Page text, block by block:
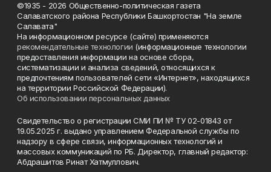
©1935 - 2026 Общественно-политическая газета
Салаватского района Республики Башкортостан "На земле
Салавата"
На информационном ресурсе (сайте) применяются
рекомендательные технологии (информационные технологии
предоставления информации на основе сбора,
систематизации и анализа сведений, относящихся к
предпочтениям пользователей сети «Интернет», находящихся
на территории Российской Федерации).
Об использовании персональных данных
Свидетельство о регистрации СМИ ПИ № ТУ 02-01843 от
19.05.2025 г. выдано управлением Федеральной службы по
надзору в сфере связи, информационных технологий и
массовых коммуникаций по РБ. Директор, главный редактор:
Абдрашитов Ринат Хатмуллович.